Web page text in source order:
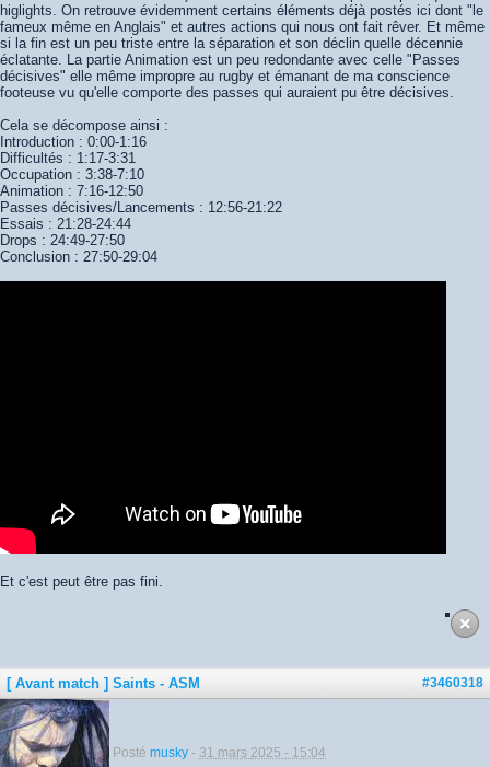
higlights. On retrouve évidemment certains éléments déjà postés ici dont "le
fameux même en Anglais" et autres actions qui nous ont fait rêver. Et même
si la fin est un peu triste entre la séparation et son déclin quelle décennie
éclatante. La partie Animation est un peu redondante avec celle "Passes
décisives" elle même impropre au rugby et émanant de ma conscience
footeuse vu qu'elle comporte des passes qui auraient pu être décisives.
Cela se décompose ainsi :
Introduction : 0:00-1:16
Difficultés : 1:17-3:31
Occupation : 3:38-7:10
Animation : 7:16-12:50
Passes décisives/Lancements : 12:56-21:22
Essais : 21:28-24:44
Drops : 24:49-27:50
Conclusion : 27:50-29:04
Et c'est peut être pas fini.
#3460318
[ Avant match ] Saints - ASM
Posté musky - 31 mars 2025 - 15:04